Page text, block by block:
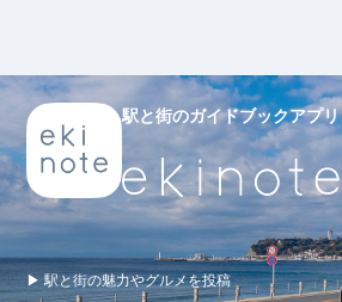
駅と街のガイドブックアプリ
▶ 駅と街の魅力やグルメを投稿